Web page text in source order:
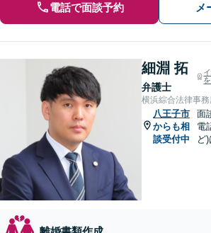
電話で面談予約 メ
細淵 拓
弁護士
横浜綜合法律事
八王子市
からも相
談受付中
面
電
ど